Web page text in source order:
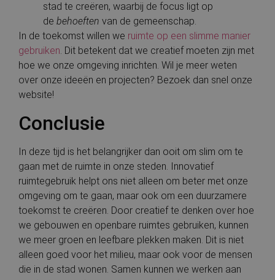
stad te creëren, waarbij de focus ligt op
de behoeften van de gemeenschap.
In de toekomst willen we ruimte op een slimme manier
gebruiken. Dit betekent dat we creatief moeten zijn met
hoe we onze omgeving inrichten. Wil je meer weten
over onze ideeën en projecten? Bezoek dan snel onze
website!
Conclusie
In deze tijd is het belangrijker dan ooit om slim om te
gaan met de ruimte in onze steden. Innovatief
ruimtegebruik helpt ons niet alleen om beter met onze
omgeving om te gaan, maar ook om een duurzamere
toekomst te creëren. Door creatief te denken over hoe
we gebouwen en openbare ruimtes gebruiken, kunnen
we meer groen en leefbare plekken maken. Dit is niet
alleen goed voor het milieu, maar ook voor de mensen
die in de stad wonen. Samen kunnen we werken aan